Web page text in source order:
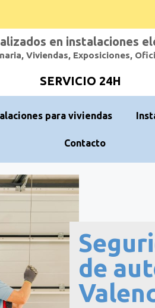
en instalaciones
Viviendas, Exposiciones,
SERVICIO 24H
para viviendas
Contacto
de